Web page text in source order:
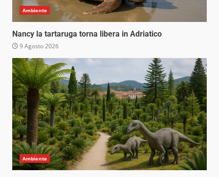
Ambiente
Nancy la tartaruga torna libera in Adriatico
9 Agosto 2026
Ambiente